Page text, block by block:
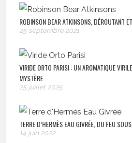
ROBINSON BEAR ATKINSONS, DÉROUTANT
25 septembre 2021
VIRIDE ORTO PARISI : UN AROMATIQUE
MYSTÈRE
25 juillet 2025
TERRE D’HERMÈS EAU GIVRÉE, DU FEU
14 juin 2022